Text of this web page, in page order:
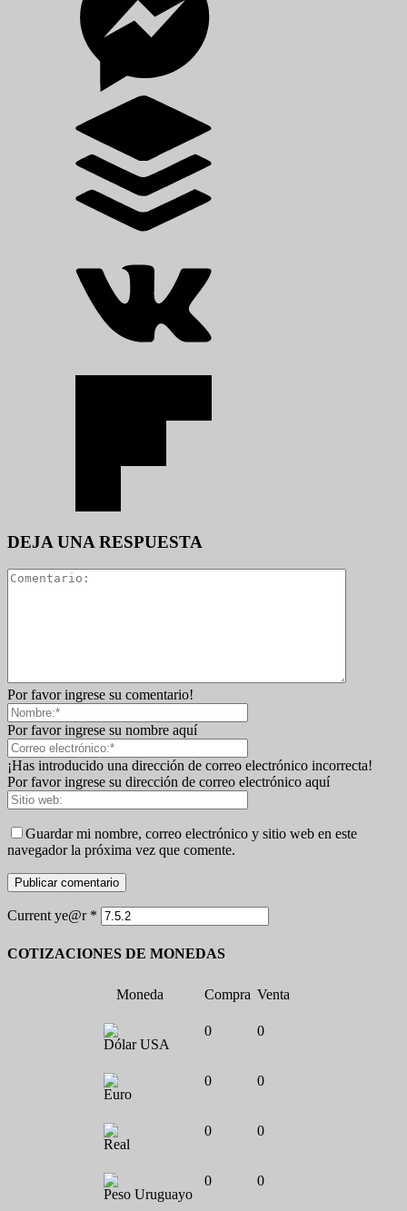
DEJA UNA RESPUESTA
Por favor ingrese su comentario!
Por favor ingrese su nombre aquí
¡Has introducido una dirección de correo electrónico incorrecta!
Por favor ingrese su dirección de correo electrónico aquí
Guardar mi nombre, correo electrónico y sitio web en este
navegador la próxima vez que comente.
Current ye@r *
COTIZACIONES DE MONEDAS
Moneda Compra Venta
Dólar USA
0 0
Euro
0 0
Real
0 0
Peso Uruguayo
0 0